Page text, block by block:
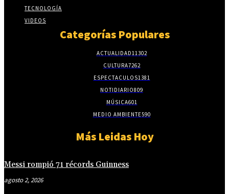
TECNOLOGÍA
VIDEOS
Categorías Populares
ACTUALIDAD11302
CULTURA7262
ESPECTACULOS1381
NOTIDIARIO809
MÚSICA601
MEDIO AMBIENTE590
Más Leidas Hoy
Messi rompió 71 récords Guinness
agosto 2, 2026